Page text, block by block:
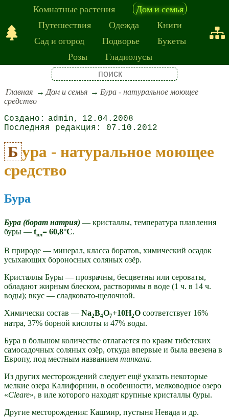
Комнатные растения
Дом и семья
Путешествия
Одежда
Книги
Сад и огород
Подворье
Букеты
Розы
Гладиолусы
Главная Дом и семья
Бура - натуральное моющее
средство
admin
12.04.2008
07.10.2012
Бура - натуральное моющее
средство
Бура
Бура (борат натрия) — кристаллы, температура плавления
буры — tпл= 60,8°С.
В природе — минерал, класса боратов, химический осадок
усыхающих бороносных соляных озёр.
Кристаллы Буры — прозрачны, бесцветны или сероваты,
обладают жирным блеском, растворимы в воде (1 ч. в 14 ч.
воды); вкус — сладковато-щелочной.
Химически состав — Na2B4O7+10H2O соответствует 16%
натра, 37% борной кислоты и 47% воды.
Бура в большом количестве отлагается по краям тибетских
самосадочных соляных озёр, откуда впервые и была ввезена в
Европу, под местным названием тинкала.
Из других месторождений следует ещё указать некоторые
мелкие озера Калифорнии, в особенности, мелководное озеро
«Cleare», в иле которого находят крупные кристаллы буры.
Другие месторождения: Кашмир, пустыня Невада и др.